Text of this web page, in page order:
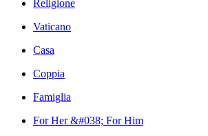
Religione
Vaticano
Casa
Coppia
Famiglia
For Her &#038; For Him